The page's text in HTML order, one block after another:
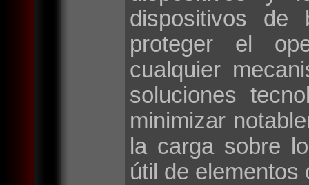
dispositivos de
proteger el
cualquier
soluciones
minimizar
la carga sobre
útil de elementos